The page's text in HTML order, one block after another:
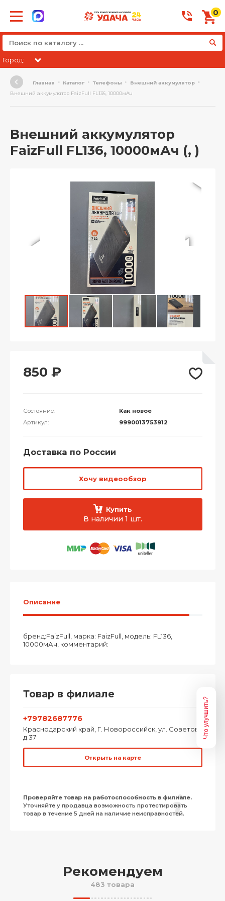
0
Город:
Главная Каталог Телефоны
Внешний аккумулятор
Внешний аккумулятор FaizFull FL136, 10000мАч
Внешний аккумулятор
FaizFull FL136, 10000мАч (, )
850 ₽
Состояние:
Как новое
Артикул:
9990013753912
Доставка по России
Хочу видеообзор
Купить
В наличии 1 шт.
Описание
бренд:FaizFull, марка: FaizFull, модель: FL136,
10000мАч, комментарий:
Товар в филиале
+79782687776
Краснодарский край, Г. Новороссийск, ул. Советов,
д.37
Открыть на карте
Проверяйте товар на работоспособность в филиале.
Уточняйте у продавца возможность протестировать
товар в течение 5 дней на наличие неисправностей.
Рекомендуем
483 товара
Что улучшить?